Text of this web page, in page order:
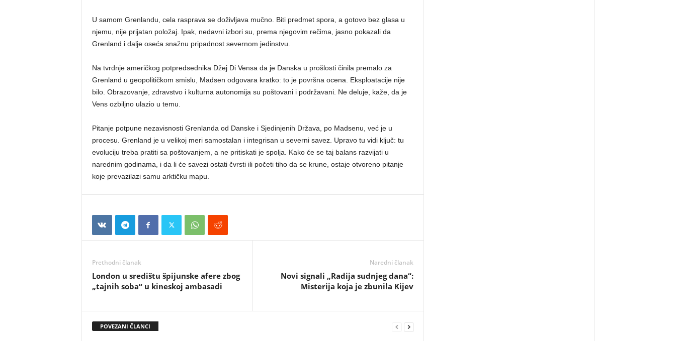
U samom Grenlandu, cela rasprava se doživljava mučno. Biti predmet spora, a gotovo bez glasa u
njemu, nije prijatan položaj. Ipak, nedavni izbori su, prema njegovim rečima, jasno pokazali da
Grenland i dalje oseća snažnu pripadnost severnom jedinstvu.
Na tvrdnje američkog potpredsednika Džej Di Vensa da je Danska u prošlosti činila premalo za
Grenland u geopolitičkom smislu, Madsen odgovara kratko: to je površna ocena. Eksploatacije nije
bilo. Obrazovanje, zdravstvo i kulturna autonomija su poštovani i podržavani. Ne deluje, kaže, da je
Vens ozbiljno ulazio u temu.
Pitanje potpune nezavisnosti Grenlanda od Danske i Sjedinjenih Država, po Madsenu, već je u
procesu. Grenland je u velikoj meri samostalan i integrisan u severni savez. Upravo tu vidi ključ: tu
evoluciju treba pratiti sa poštovanjem, a ne pritiskati je spolja. Kako će se taj balans razvijati u
narednim godinama, i da li će savezi ostati čvrsti ili početi tiho da se krune, ostaje otvoreno pitanje
koje prevazilazi samu arktičku mapu.
Prethodni članak
London u središtu špijunske afere zbog
„tajnih soba“ u kineskoj ambasadi
Naredni članak
Novi signali „Radija sudnjeg dana“:
Misterija koja je zbunila Kijev
POVEZANI ČLANCI